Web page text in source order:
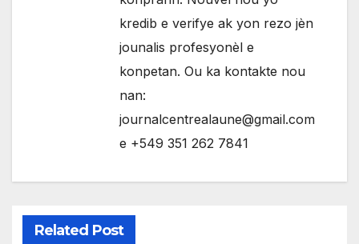
kredib e verifye ak yon rezo jèn
jounalis profesyonèl e
konpetan. Ou ka kontakte nou
nan:
journalcentrealaune@gmail.com
e +549 351 262 7841
Related Post